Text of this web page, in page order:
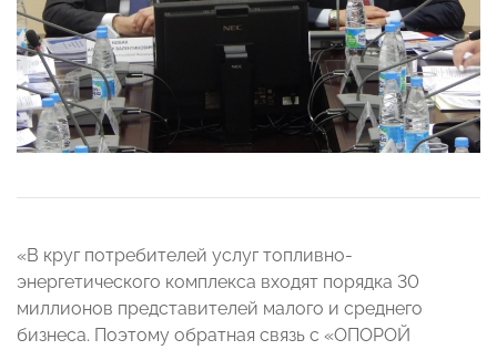
«В круг потребителей услуг топливно-
энергетического комплекса входят порядка 30
миллионов представителей малого и среднего
бизнеса. Поэтому обратная связь с «ОПОРОЙ